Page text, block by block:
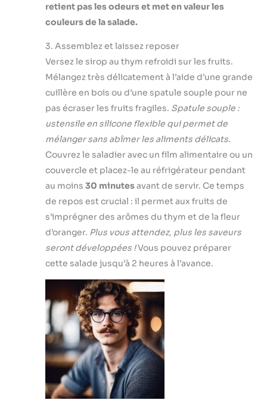
retient pas les odeurs et met en valeur les
couleurs de la salade.
3. Assemblez et laissez reposer
Versez le sirop au thym refroidi sur les fruits.
Mélangez très délicatement à l’aide d’une grande
cuillère en bois ou d’une spatule souple pour ne
pas écraser les fruits fragiles. Spatule souple :
ustensile en silicone flexible qui permet de
mélanger sans abîmer les aliments délicats.
Couvrez le saladier avec un film alimentaire ou un
couvercle et placez-le au réfrigérateur pendant
au moins 30 minutesavant de servir. Ce temps
de repos est crucial : il permet aux fruits de
s’imprégner des arômes du thym et de la fleur
d’oranger. Plus vous attendez, plus les saveurs
seront développées !Vous pouvez préparer
cette salade jusqu’à 2 heures à l’avance.